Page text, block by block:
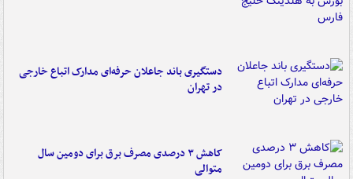
دستگیری باند جاعلان حرفه‌ای مدارک اتباع خارجی
در تهران
کاهش ۳ درصدی مصرف برق برای دومین سال
متوالی